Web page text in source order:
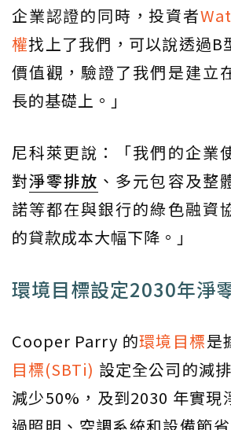
企業認證的同時，投資者
權找上了我們，可以說透過B
價值觀，驗證了我們是建立
長的基礎上。」
尼科萊更說：「我們的企業
對淨零排放 、多元包容及整
諾等都在與銀行的綠色融資
的貸款成本大幅下降。」
環境目標設定2030年淨
Cooper Parry 的環境目標是
目標(SBTi) 設定全公司的減
減少50%，及到2030 年實現